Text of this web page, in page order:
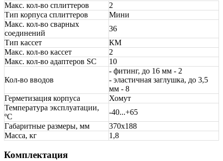
Макс. кол-во сплиттеров
2
Тип корпуса сплиттеров
Мини
Макс. кол-во сварных
соединений
36
Тип кассет
КМ
Макс. кол-во кассет
2
Макс. кол-во адаптеров SC
10
Кол-во вводов
- фитинг, до 16 мм - 2
- эластичная заглушка, до 3,5
мм - 8
Герметизация корпуса
Хомут
Температура эксплуатации,
ºС
-40...+65
Габаритные размеры, мм
370x188
Масса, кг
1,8
Комплектация